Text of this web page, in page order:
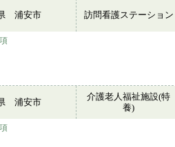
浦安市 訪問看護ステーション
浦安市
介護老人福祉施設(特
養)